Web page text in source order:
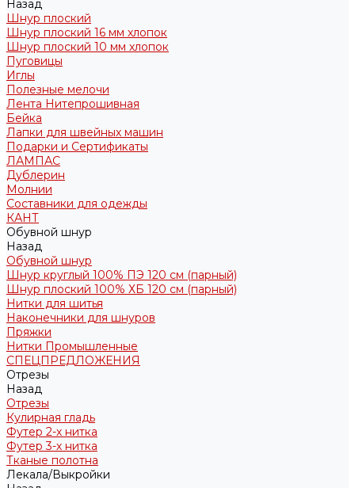
Назад
Шнур плоский
Шнур плоский 16 мм хлопок
Шнур плоский 10 мм хлопок
Пуговицы
Иглы
Полезные мелочи
Лента Нитепрошивная
Бейка
Лапки для швейных машин
Подарки и Сертификаты
ЛАМПАС
Дублерин
Молнии
Составники для одежды
КАНТ
Обувной шнур
Назад
Обувной шнур
Шнур круглый 100% ПЭ 120 см (парный)
Шнур плоский 100% ХБ 120 см (парный)
Нитки для шитья
Наконечники для шнуров
Пряжки
Нитки Промышленные
СПЕЦПРЕДЛОЖЕНИЯ
Отрезы
Назад
Отрезы
Кулирная гладь
Футер 2-х нитка
Футер 3-х нитка
Тканые полотна
Лекала/Выкройки